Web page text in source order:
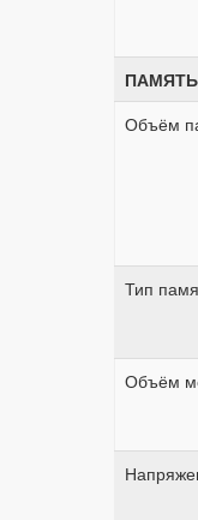
ПАМЯТЬ
Объём
Тип
Объём